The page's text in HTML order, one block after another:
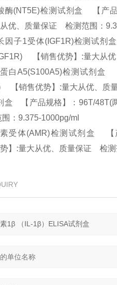
(NT5E)检测试剂盒 【产
优、质量保证 检测范围：
子1受体(IGF1R)检测试剂
【销售优势】:量大从
白A5(S100A5)检测试剂盒
【销售优势】:量大从优、
盒 【产品规格】：96T/
：9.375-1000pg/ml
受体(AMR)检测试剂盒 【
】:量大从优、质量保证 检